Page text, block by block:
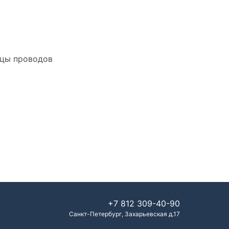
проводов
+7 812 309-40-90
Санкт-Петербург, Захарьевская д.17